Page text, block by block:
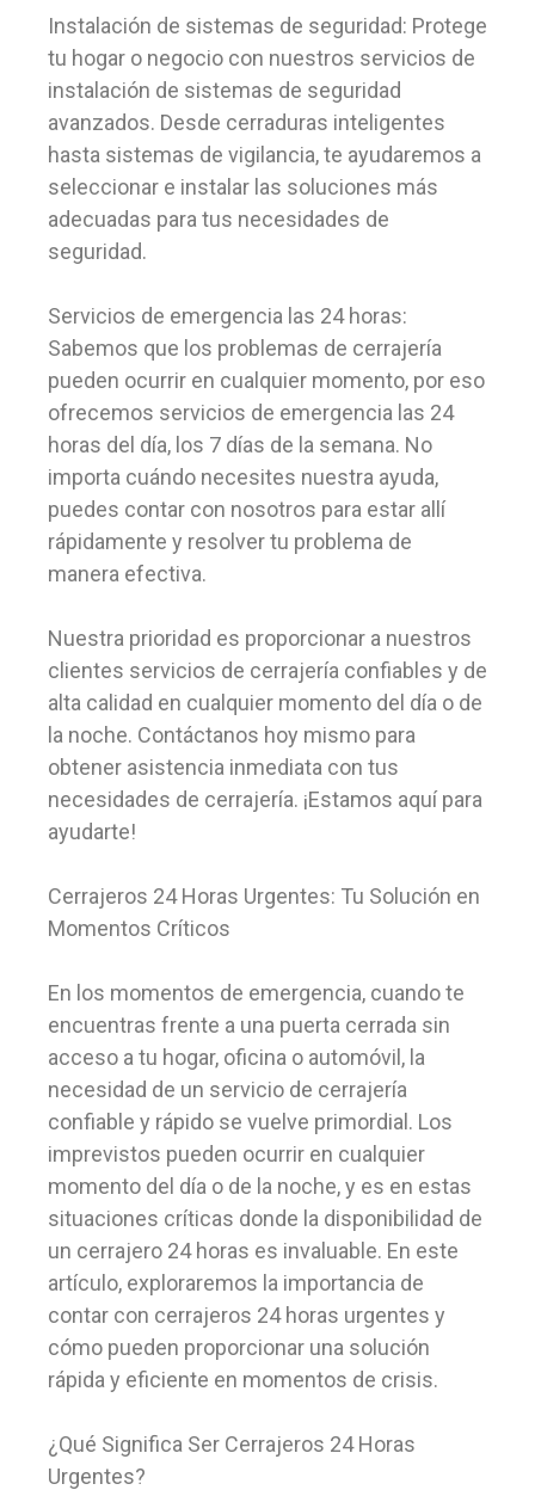
Instalación de sistemas de seguridad: Protege
tu hogar o negocio con nuestros servicios de
instalación de sistemas de seguridad
avanzados. Desde cerraduras inteligentes
hasta sistemas de vigilancia, te ayudaremos a
seleccionar e instalar las soluciones más
adecuadas para tus necesidades de
seguridad.
Servicios de emergencia las 24 horas:
Sabemos que los problemas de cerrajería
pueden ocurrir en cualquier momento, por eso
ofrecemos servicios de emergencia las 24
horas del día, los 7 días de la semana. No
importa cuándo necesites nuestra ayuda,
puedes contar con nosotros para estar allí
rápidamente y resolver tu problema de
manera efectiva.
Nuestra prioridad es proporcionar a nuestros
clientes servicios de cerrajería confiables y de
alta calidad en cualquier momento del día o de
la noche. Contáctanos hoy mismo para
obtener asistencia inmediata con tus
necesidades de cerrajería. ¡Estamos aquí para
ayudarte!
Cerrajeros 24 Horas Urgentes: Tu Solución en
Momentos Críticos
En los momentos de emergencia, cuando te
encuentras frente a una puerta cerrada sin
acceso a tu hogar, oficina o automóvil, la
necesidad de un servicio de cerrajería
confiable y rápido se vuelve primordial. Los
imprevistos pueden ocurrir en cualquier
momento del día o de la noche, y es en estas
situaciones críticas donde la disponibilidad de
un cerrajero 24 horas es invaluable. En este
artículo, exploraremos la importancia de
contar con cerrajeros 24 horas urgentes y
cómo pueden proporcionar una solución
rápida y eficiente en momentos de crisis.
¿Qué Significa Ser Cerrajeros 24 Horas
Urgentes?